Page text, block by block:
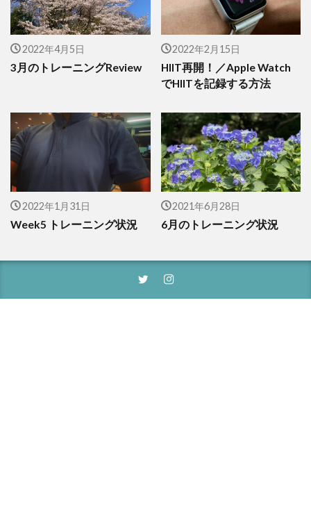
2022年4月5日
3月のトレーニングReview
2022年2月15日
HIIT再開！／Apple Watch
でHIITを記録する方法
2022年1月31日
Week5 トレーニング状況
2021年6月28日
6月のトレーニング状況